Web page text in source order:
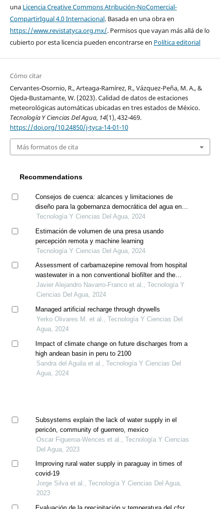
una Licencia Creative Commons Atribución-NoComercial-
CompartirIgual 4.0 Internacional. Basada en una obra en
https://www.revistatyca.org.mx/. Permisos que vayan más allá de lo
cubierto por esta licencia pueden encontrarse en Política editorial
Cómo citar
Cervantes-Osornio, R., Arteaga-Ramírez, R., Vázquez-Peña, M. A., &
Ojeda-Bustamante, W. (2023). Calidad de datos de estaciones
meteorológicas automáticas ubicadas en tres estados de México.
Tecnología Y Ciencias Del Agua, 14(1), 432-469.
https://doi.org/10.24850/j-tyca-14-01-10
Más formatos de cita
Recommendations
Consejos de cuenca: alcances y limitaciones de
diseño para la gobernanza democrática del agua en
méxico
Tecnología Y Ciencias Del Agua, 2024
Estimación de volumen de una presa usando
percepción remota y machine learning
Tecnología Y Ciencias Del Agua, 2024
Assessment of carbamazepine removal from hospital
wastewater in a non conventional biofilter and the
application of electro-oxidation as pre-treatment
Javier Alejandro Navarro-Franco et al., Tecnología Y
Ciencias Del Agua, 2024
Managed artificial recharge through drywells
Yerko Olivares M. et al., Tecnología Y Ciencias Del
Agua, 2024
Impact of climate change on future discharges from a
high andean basin in peru to 2100
Sandra del Aguila et al., Tecnología Y Ciencias Del
Agua, 2024
Subsystems explain the lack of water supply in el
pericón, community of guerrero, mexico
Oscar Figueroa-Wences et al., Tecnología Y Ciencias
Del Agua, 2023
Improving rural water supply in paraguay in times of
covid-19
Jorge Silva et al., Tecnología Y Ciencias Del Agua,
2023